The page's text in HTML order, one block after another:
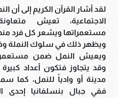
لقد أشار القرآن الكريم إلى أن
الاجتماعية، تعيش
مستعمراتها ويشعر كل فرد
ويظهر ذلك في سلوك النملة
ويعيش النمل ضمن
وقد يتجاوز فتكون أعداد
مدينة أو وادياً للنمل، كما
ففي جبال بنسلفانيا إحدى